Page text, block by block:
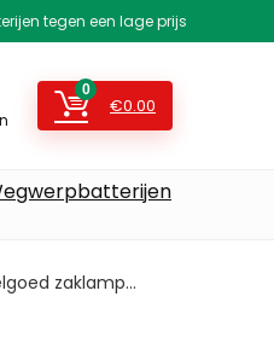
tegen een lage prijs
0
€0.00
zaklamp…